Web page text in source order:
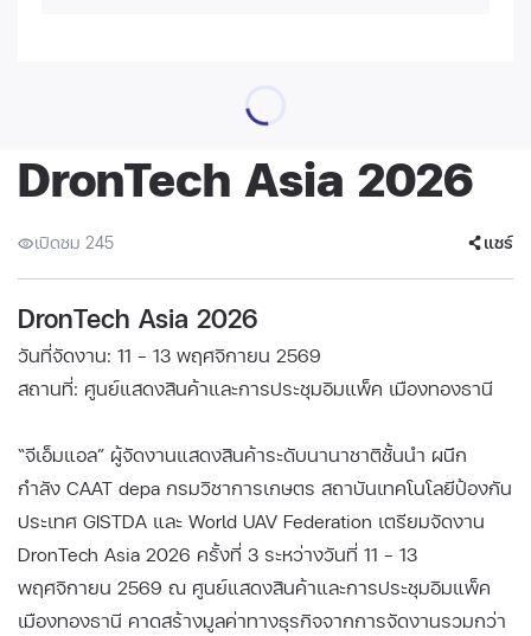
DronTech Asia 2026
เปิดชม 245 แชร์
DronTech Asia 2026
วันที่จัดงาน: 11 - 13 พฤศจิกายน 2569
สถานที่: ศูนย์แสดงสินค้าและการประชุมอิมแพ็ค เมืองทองธานี
“จีเอ็มแอล” ผู้จัดงานแสดงสินค้าระดับนานาชาติชั้นนำ ผนึก
กำลัง CAAT depa กรมวิชาการเกษตร สถาบันเทคโนโลยีป้องกัน
ประเทศ GISTDA และ World UAV Federation เตรียมจัดงาน
DronTech Asia 2026 ครั้งที่ 3 ระหว่างวันที่ 11 – 13
พฤศจิกายน 2569 ณ ศูนย์แสดงสินค้าและการประชุมอิมแพ็ค
เมืองทองธานี คาดสร้างมูลค่าทางธุรกิจจากการจัดงานรวมกว่า